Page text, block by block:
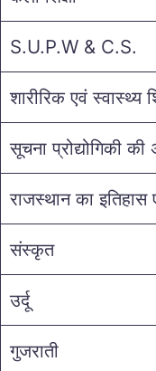
S.U.P.W & C.S.
शारीरिक एवं स्वास्थ्य
सूचना प्रोद्योगिकी की
राजस्थान का
संस्कृत
उर्दू
गुजराती